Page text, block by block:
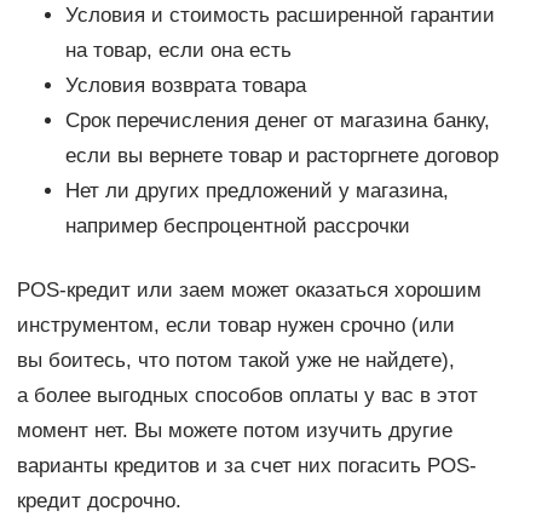
Условия и стоимость расширенной гарантии
на товар, если она есть
Условия возврата товара
Срок перечисления денег от магазина банку,
если вы вернете товар и расторгнете договор
Нет ли других предложений у магазина,
например беспроцентной рассрочки
POS-кредит или заем может оказаться хорошим
инструментом, если товар нужен срочно (или
вы боитесь, что потом такой уже не найдете),
а более выгодных способов оплаты у вас в этот
момент нет. Вы можете потом изучить другие
варианты кредитов и за счет них погасить POS-
кредит досрочно.